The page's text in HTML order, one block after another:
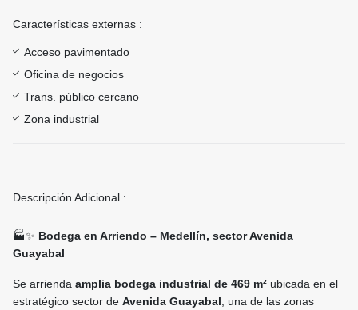
Características externas :
Acceso pavimentado
Oficina de negocios
Trans. público cercano
Zona industrial
Descripción Adicional :
🏭✨ Bodega en Arriendo – Medellín, sector Avenida
Guayabal
Se arrienda amplia bodega industrial de 469 m² ubicada en el
estratégico sector de Avenida Guayabal , una de las zonas